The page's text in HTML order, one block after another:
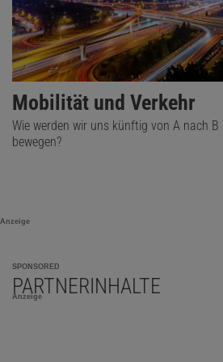
inzwischen
zwischen
Die
könnte es
Mobilität und Verkehr
Wie werden wir uns künftig von A nach B
bewegen?
Anzeige
SPONSORED
PARTNERINHALTE
Anzeige